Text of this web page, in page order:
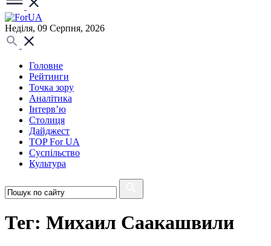
Неділя, 09 Серпня, 2026
Головне
Рейтинги
Точка зору
Аналітика
Інтерв’ю
Столиця
Дайджест
TOP For UA
Суспiльство
Культура
Тег: Михаил Саакашвили